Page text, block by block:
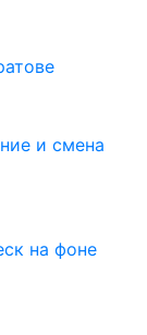
и смена
на фоне